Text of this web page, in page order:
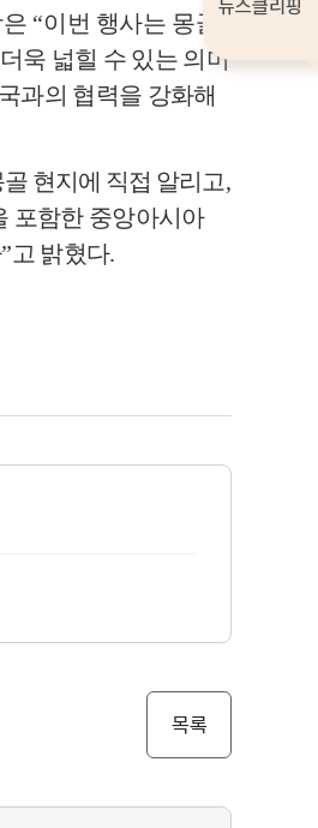
“이번 행사는 몽골
욱 넓힐 수 있는 의미
과의 협력을 강화해
현지에 직접 알리고,
포함한 중앙아시아
”고 밝혔다.
목록
뉴스클리핑